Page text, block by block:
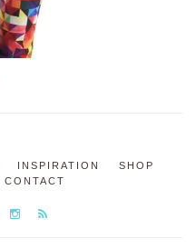
INSPIRATION
SHOP
CONTACT